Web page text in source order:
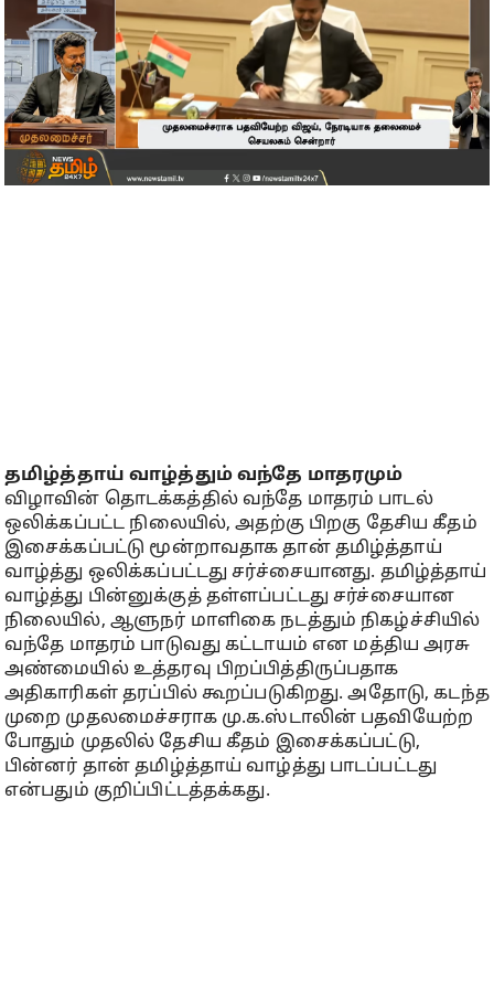
தமிழ்த்தாய் வாழ்த்தும் வந்தே மாதரமும்
விழாவின் தொடக்கத்தில் வந்தே மாதரம் பாடல்
ஒலிக்கப்பட்ட நிலையில், அதற்கு பிறகு தேசிய கீதம்
இசைக்கப்பட்டு மூன்றாவதாக தான் தமிழ்த்தாய்
வாழ்த்து ஒலிக்கப்பட்டது சர்ச்சையானது. தமிழ்த்தாய்
வாழ்த்து பின்னுக்குத் தள்ளப்பட்டது சர்ச்சையான
நிலையில், ஆளுநர் மாளிகை நடத்தும் நிகழ்ச்சியில்
வந்தே மாதரம் பாடுவது கட்டாயம் என மத்திய அரசு
அண்மையில் உத்தரவு பிறப்பித்திருப்பதாக
அதிகாரிகள் தரப்பில் கூறப்படுகிறது. அதோடு, கடந்த
முறை முதலமைச்சராக மு.க.ஸ்டாலின் பதவியேற்ற
போதும் முதலில் தேசிய கீதம் இசைக்கப்பட்டு,
பின்னர் தான் தமிழ்த்தாய் வாழ்த்து பாடப்பட்டது
என்பதும் குறிப்பிட்டத்தக்கது.